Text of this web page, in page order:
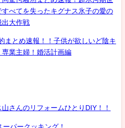
べてを失ったキグナス氷子の愛の
出大作戦
まとめ速報！！子供が欲しいど陰キ
業主婦！婚活計画編
さんのリフォームひとりDIY！！
パークッキング！